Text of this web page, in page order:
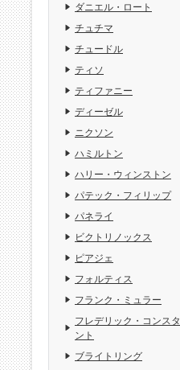
ダニエル・ロート
チュチマ
チュードル
ティソ
ティファニー
ディーゼル
ニクソン
ハミルトン
ハリー・ウィンストン
パテック・フィリップ
パネライ
ビクトリノックス
ピアジェ
フォルティス
フランク・ミュラー
フレデリック・コンスタ
ント
ブライトリング